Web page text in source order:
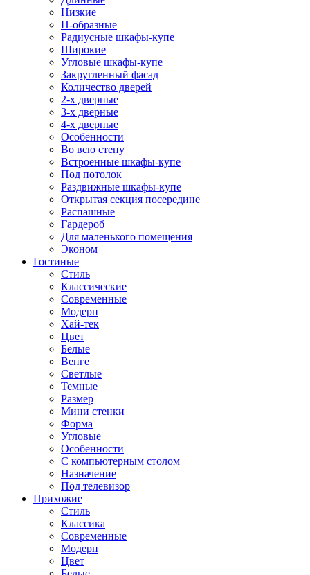
Низкие
П-образные
Радиусные шкафы-купе
Широкие
Угловые шкафы-купе
Закругленный фасад
Количество дверей
2-х дверные
3-х дверные
4-х дверные
Особенности
Во всю стену
Встроенные шкафы-купе
Под потолок
Раздвижные шкафы-купе
Открытая секция посередине
Распашные
Гардероб
Для маленького помещения
Эконом
Гостиные
Стиль
Классические
Современные
Модерн
Хай-тек
Цвет
Белые
Венге
Светлые
Темные
Размер
Мини стенки
Форма
Угловые
Особенности
С компьютерным столом
Назначение
Под телевизор
Прихожие
Стиль
Классика
Современные
Модерн
Цвет